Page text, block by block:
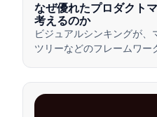
なぜ優れたプロダクト
考えるのか
ビジュアルシンキングが、
ツリーなどのフレームワー
します。